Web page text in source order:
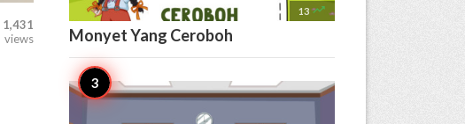
1,431
views
13 
Monyet Yang Ceroboh